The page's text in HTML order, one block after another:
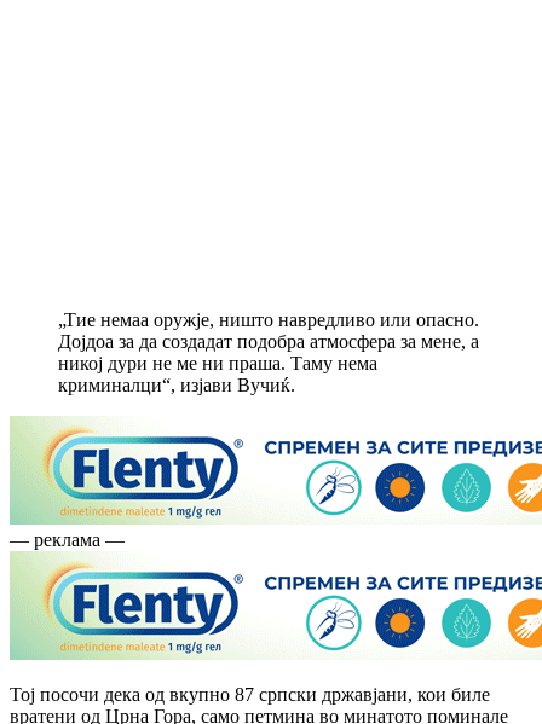
„Тие немаа оружје, ништо навредливо или опасно.
Дојдоа за да создадат подобра атмосфера за мене, а
никој дури не ме ни праша. Таму нема
криминалци“, изјави Вучиќ.
— реклама —
Тој посочи дека од вкупно 87 српски државјани, кои биле
вратени од Црна Гора, само петмина во минатото поминале